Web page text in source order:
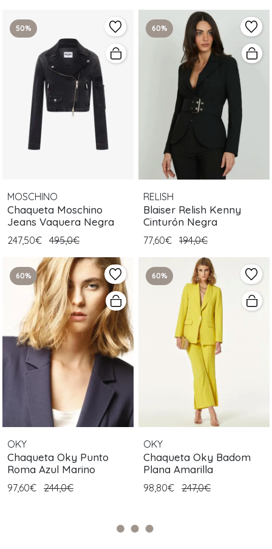
50%
MOSCHINO
Chaqueta Moschino
Jeans Vaquera Negra
247,50€ 495,0€
60%
RELISH
Blaiser Relish Kenny
Cinturón Negra
77,60€ 194,0€
60%
OKY
Chaqueta Oky Punto
Roma Azul Marino
97,60€ 244,0€
60%
OKY
Chaqueta Oky Badom
Plana Amarilla
98,80€ 247,0€